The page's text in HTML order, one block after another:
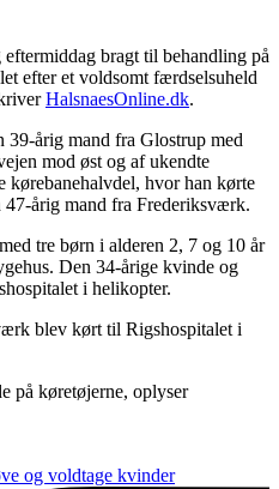
bragt til behandling på
efter et voldsomt færdselsuheld
HalsnaesOnline.dk.
39-årig mand fra Glostrup med
mod øst og af ukendte
kørebanehalvdel, hvor han kørte
årig mand fra Frederiksværk.
tre børn i alderen 2, 7 og 10 år
Den 34-årige kvinde og
i helikopter.
blev kørt til Rigshospitalet i
på køretøjerne, oplyser
og voldtage kvinder